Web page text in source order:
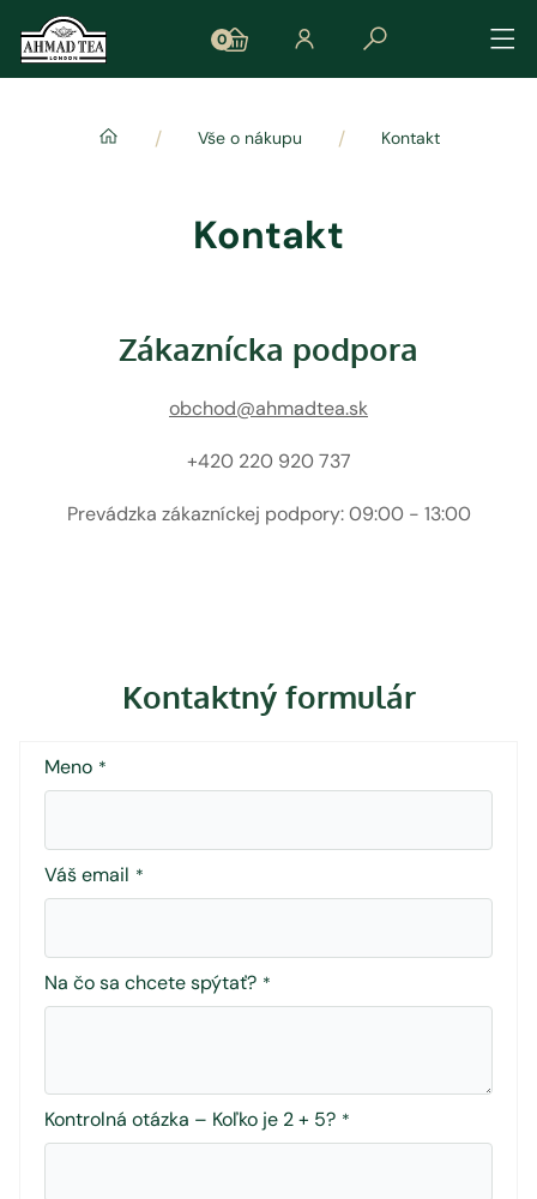
0
/ Vše o nákupu / Kontakt
Kontakt
Zákaznícka podpora
obchod@ahmadtea.sk
+420 220 920 737
Prevádzka zákazníckej podpory: 09:00 - 13:00
Kontaktný formulár
Meno *
Váš email *
Na čo sa chcete spýtať? *
Kontrolná otázka – Koľko je 2 + 5? *